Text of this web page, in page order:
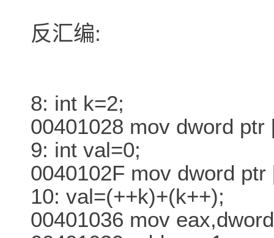
反汇编:
8: int k=2;
00401028 mov dword ptr
9: int val=0;
0040102F mov dword ptr
10: val=(++k)+(k++);
00401036 mov